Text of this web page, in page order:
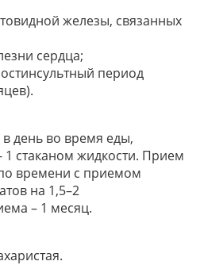
железы, связанных
сердца;
период
день во время еды,
1 стаканом жидкости. Прием
времени с приемом
на 1,5–2
– 1 месяц.